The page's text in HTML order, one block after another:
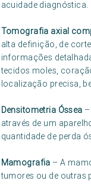
acuidade diagnóstica.
Tomografia axial
alta definição, de
informações
tecidos moles,
localização precisa,
Densitometria Óssea
através de um
quantidade de perda
Mamografia – A
tumores ou de outras